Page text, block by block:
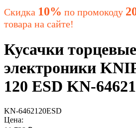
Скидка 10% по промокоду
товара на сайте!
Кусачки
электроники
120 ESD KN-
KN-6462120ESD
Цена: